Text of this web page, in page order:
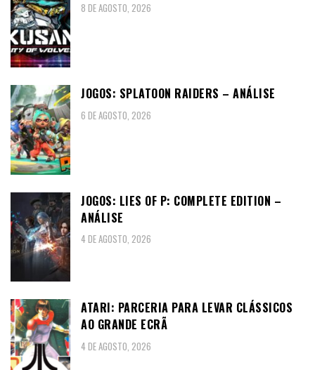
8 DE AGOSTO, 2026
JOGOS: SPLATOON RAIDERS – ANÁLISE
6 DE AGOSTO, 2026
JOGOS: LIES OF P: COMPLETE EDITION –
ANÁLISE
4 DE AGOSTO, 2026
ATARI: PARCERIA PARA LEVAR CLÁSSICOS
AO GRANDE ECRÃ
4 DE AGOSTO, 2026